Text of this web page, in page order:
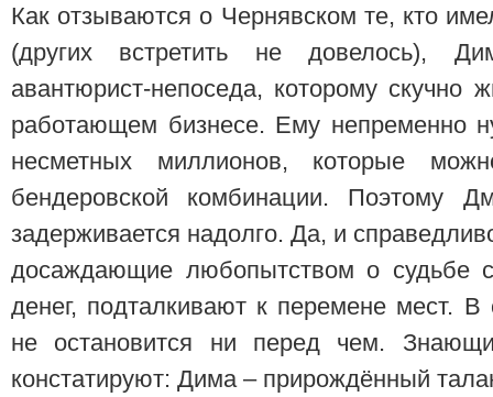
Как отзываются о Чернявском те, кто
(других встретить не довелось),
авантюрист-непоседа, которому скучно
работающем бизнесе. Ему непременно
несметных миллионов, которые
бендеровской комбинации. Поэтому
задерживается надолго. Да, и
досаждающие любопытством о судьбе
денег, подталкивают к перемене мест.
не остановится ни перед чем.
констатируют: Дима – прирождённый